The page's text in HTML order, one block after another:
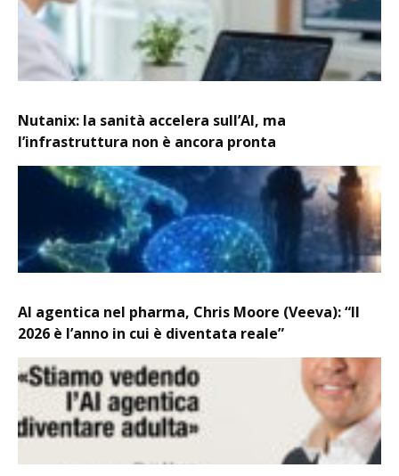
Nutanix: la sanità accelera sull’AI, ma
l’infrastruttura non è ancora pronta
AI agentica nel pharma, Chris Moore (Veeva): “Il
2026 è l’anno in cui è diventata reale”